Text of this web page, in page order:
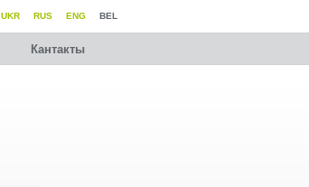
BEL
ENG
RUS
UKR
Кантакты